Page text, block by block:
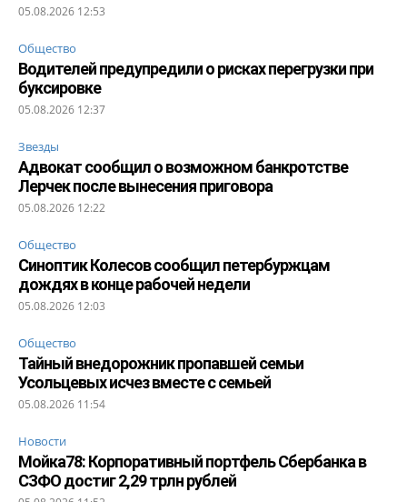
05.08.2026 12:53
Общество
Водителей предупредили о рисках перегрузки при
буксировке
05.08.2026 12:37
Звезды
Адвокат сообщил о возможном банкротстве
Лерчек после вынесения приговора
05.08.2026 12:22
Общество
Синоптик Колесов сообщил петербуржцам
дождях в конце рабочей недели
05.08.2026 12:03
Общество
Тайный внедорожник пропавшей семьи
Усольцевых исчез вместе с семьей
05.08.2026 11:54
Новости
Мойка78: Корпоративный портфель Сбербанка в
СЗФО достиг 2,29 трлн рублей